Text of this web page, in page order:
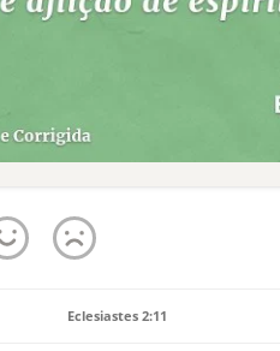
Eclesiastes 2:11